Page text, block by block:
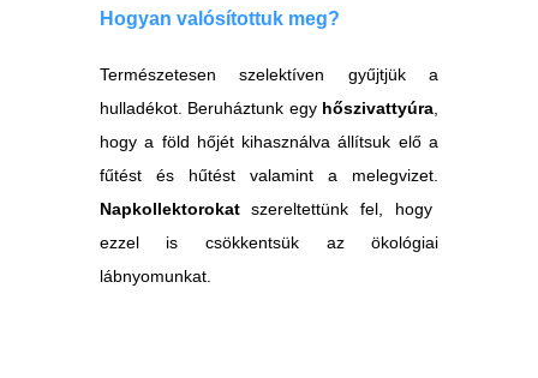
Hogyan valósítottuk meg?
Természetesen szelektíven gyűjtjük a
hulladékot. Beruháztunk egy hőszivattyúra,
hogy a föld hőjét kihasználva állítsuk elő a
fűtést és hűtést valamint a melegvizet.
Napkollektorokatszereltettünk fel, hogy
ezzel is csökkentsük az ökológiai
lábnyomunkat.